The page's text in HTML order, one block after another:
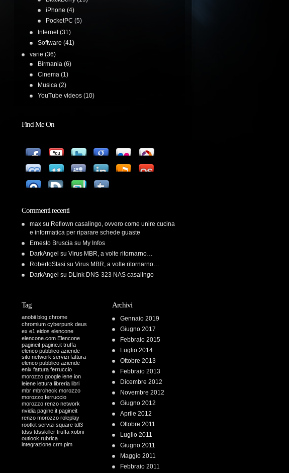
iPhone (4)
PocketPC (5)
Internet(31)
Software (41)
varie (36)
Birmania (6)
Cinema (1)
Musica (2)
YouTube videos (10)
Find Me On
Commenti recenti
max su Reflown casalingo, ovvero come unire cucina
e informatica per riparare schede guaste
Ernesto Bruscia su My Infos
DarkAngel su Virus MBR, a volte ritornarno…
RobertoStasi su Virus MBR, a volte ritornarno…
DarkAngel su DLink DNS-323 NAS casalingo
Tag
anobii blog chrome
chromium cyberpunk deus
ex e1 eidos elencone
elencone.com Elencone
pagineit pagine.it truffa
elenco pubblico aziende
sito network servizi fattura
elenco pubblico aziende
enix fattura ferruccio
morozzo google iene ion
leiene lettura libreria libri
mbr mbrcheck morozzo
morozzo ferruccio
morozzo renzo network
nvidia pagine.it pagineit
renzo morozzo roleplay
rootkit servizi square tdl3
tdss tdsskiller truffa xobni
outlook rubrica
integrazione crm pim
Archivi
Gennaio 2019
Giugno 2017
Febbraio 2015
Luglio 2014
Ottobre 2013
Febbraio 2013
Dicembre 2012
Novembre 2012
Giugno 2012
Aprile 2012
Ottobre 2011
Luglio 2011
Giugno 2011
Maggio 2011
Febbraio 2011